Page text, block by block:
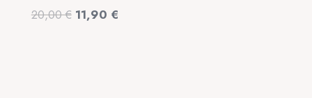
20,00€ Original
11,90 €